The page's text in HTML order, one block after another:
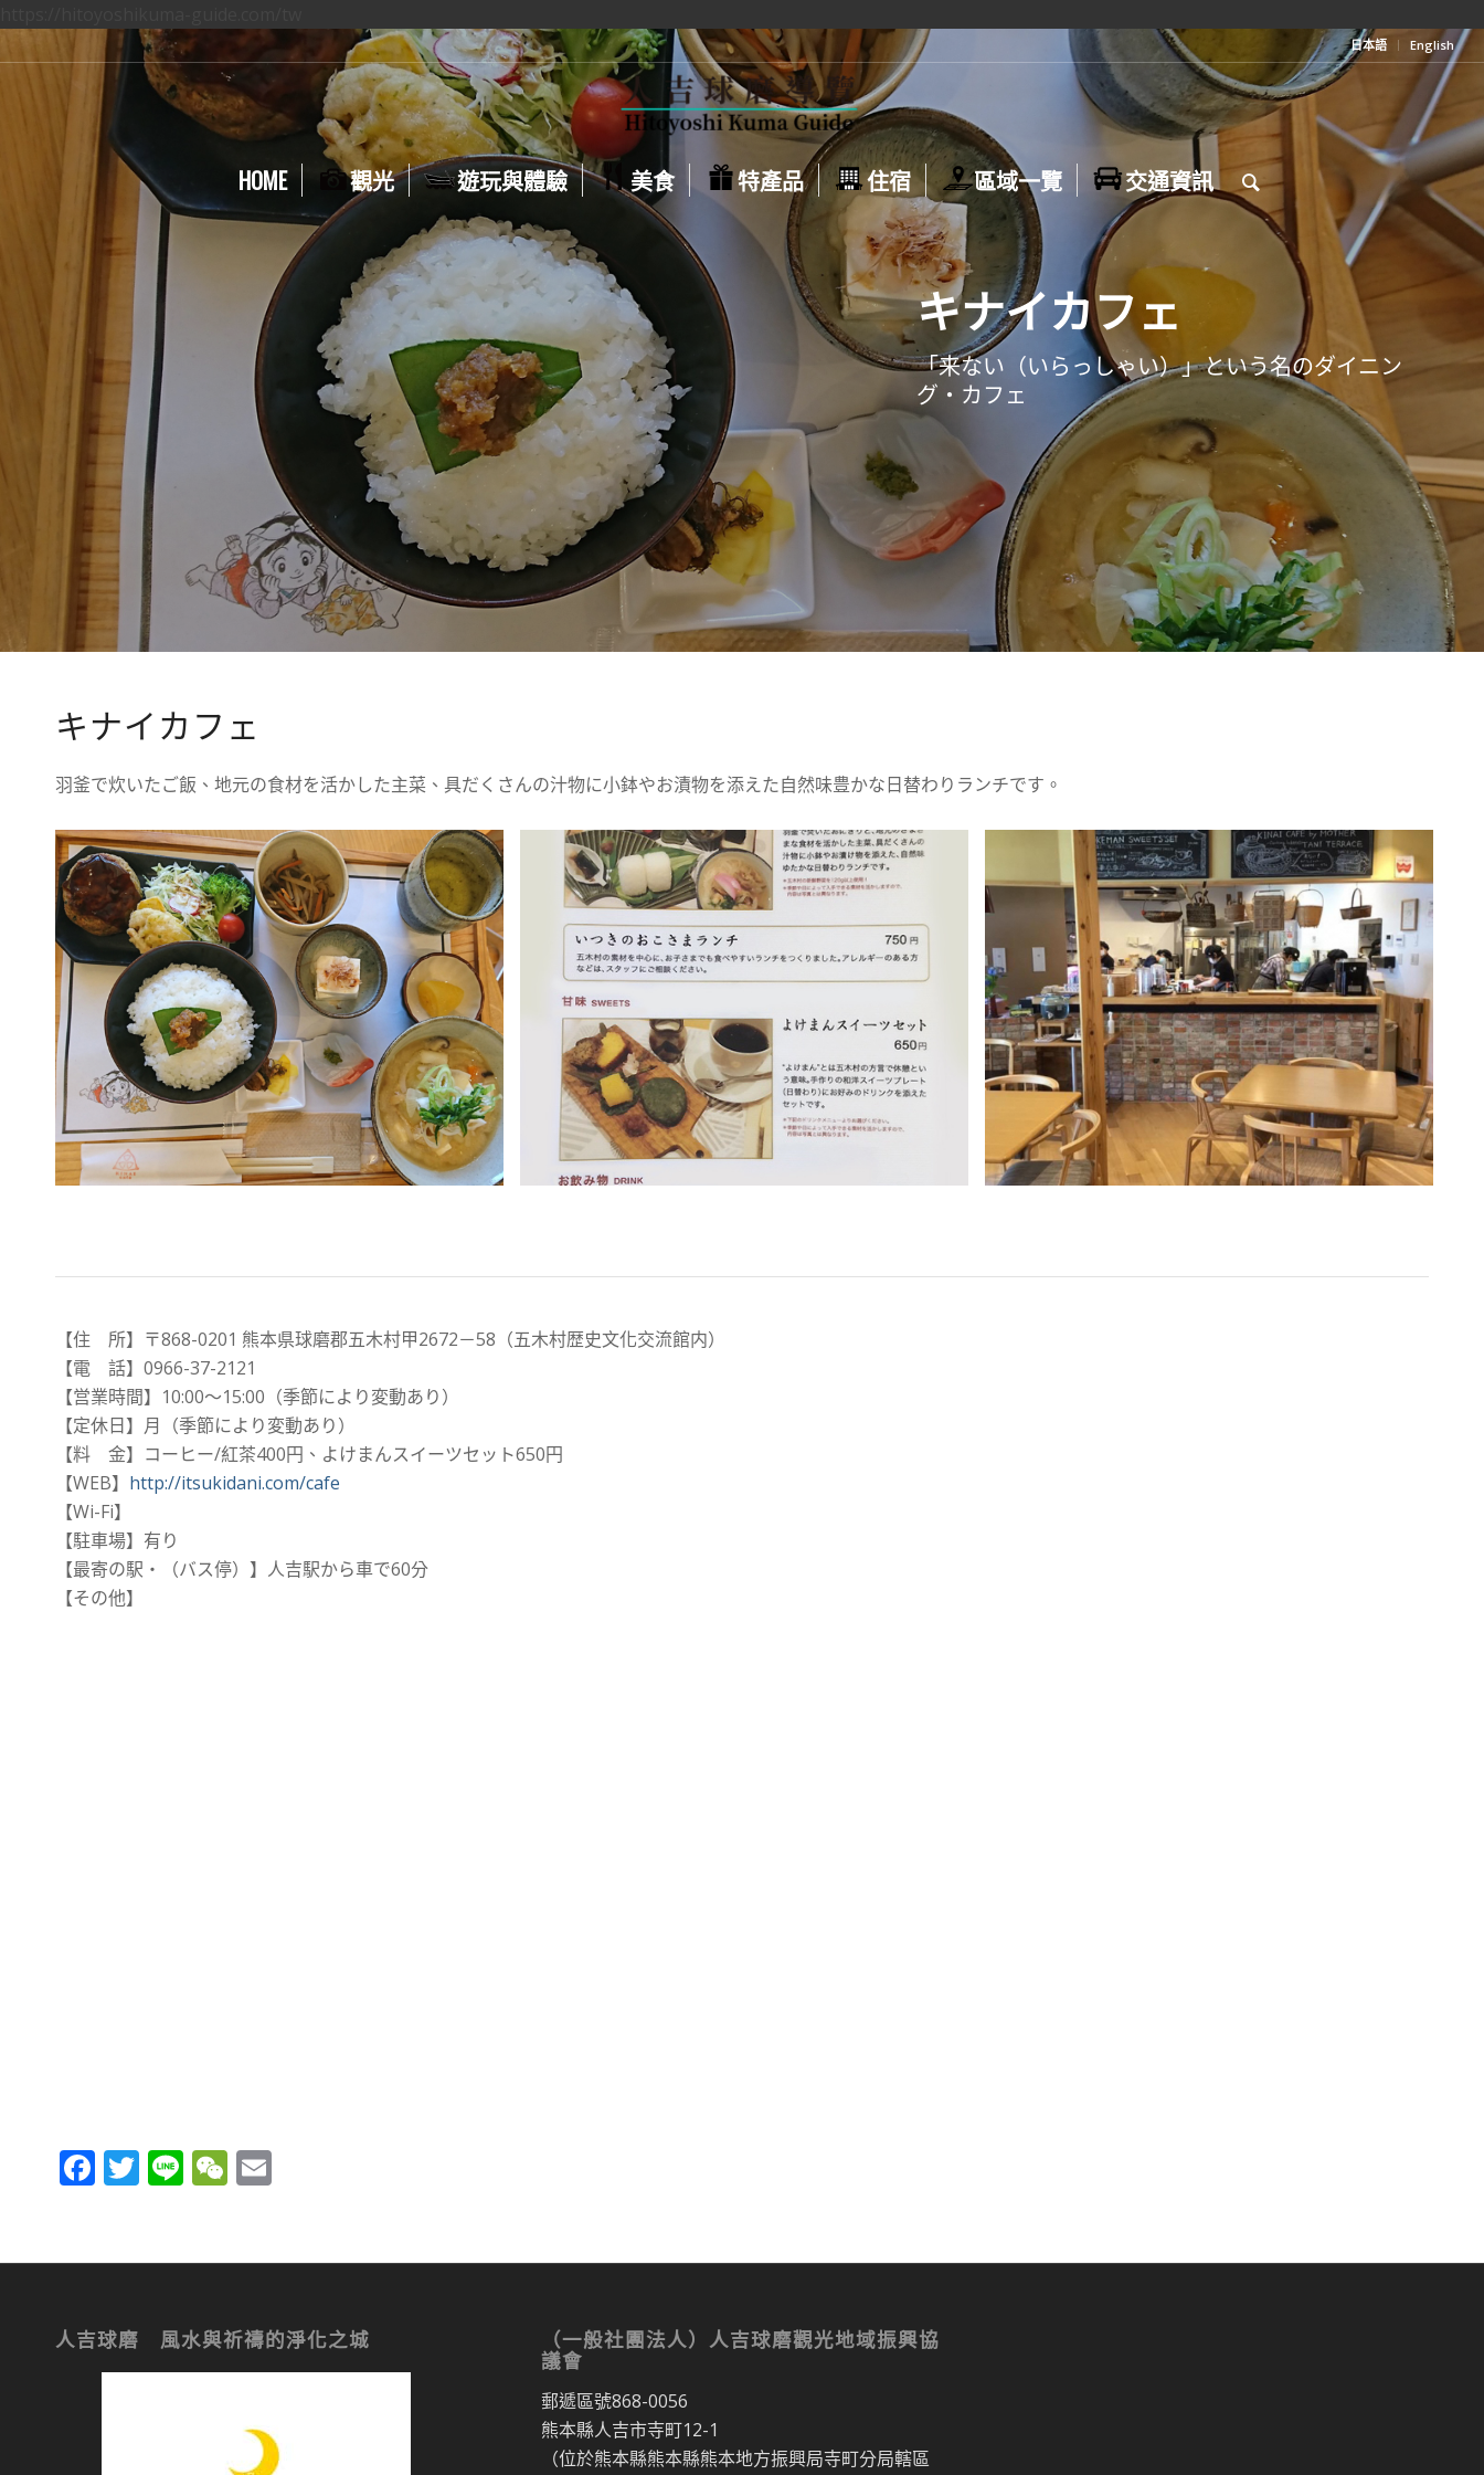
日本語 English
HOME 觀光 遊玩與體驗 美食 特產品 住宿 區域一覽 交通資訊
キナイカフェ
「来ない（いらっしゃい）」という名のダイニン
グ・カフェ
キナイカフェ
羽釜で炊いたご飯、地元の食材を活かした主菜、具だくさんの汁物に小鉢やお漬物を添えた自然味豊かな日替わりランチです。
【住 所】〒868-0201 熊本県球磨郡五木村甲2672－58（五木村歴史文化交流館内）
【電 話】0966-37-2121
【営業時間】10:00～15:00（季節により変動あり）
【定休日】月（季節により変動あり）
【料 金】コーヒー/紅茶400円、よけまんスイーツセット650円
【WEB】 http://itsukidani.com/cafe
【Wi-Fi】
【駐車場】有り
【最寄の駅・（バス停）】人吉駅から車で60分
【その他】
Facebook
Twitter
LineWeChat
人吉球磨 風水與祈禱的淨化之城 （一般社團法人）人吉球磨觀光地域振興協
議會
郵遞區號868-0056
熊本縣人吉市寺町12-1
（位於熊本縣熊本縣熊本地方振興局寺町分局轄區